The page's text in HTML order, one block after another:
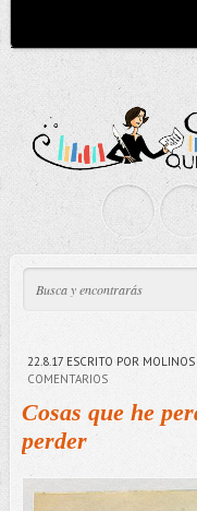
22.8.17ESCRITO POR MOLINOS
COMENTARIOS
Cosas que he
perder